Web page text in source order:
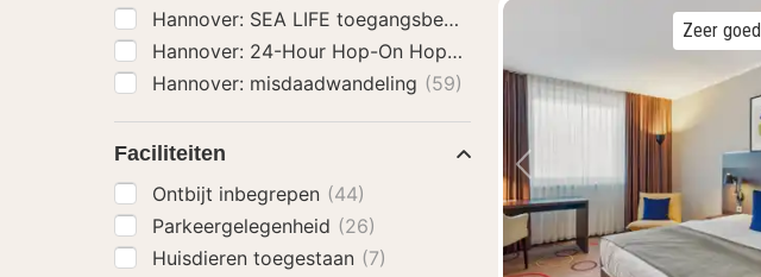
Vorige foto
Zeer goed
Hannover: SEA LIFE toegangsbewijs
Hannover: 24-Hour Hop-On Hop-Off Sightseeingbus Ticket(59)
Hannover: misdaadwandeling (59)
Faciliteiten
Ontbijt inbegrepen (44)
Parkeergelegenheid (26)
Huisdieren toegestaan (7)